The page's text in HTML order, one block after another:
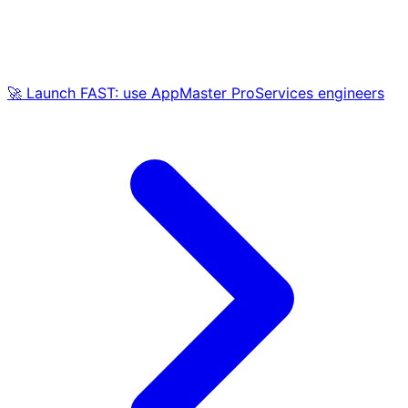
🚀 Launch FAST: use AppMaster ProServices engineers